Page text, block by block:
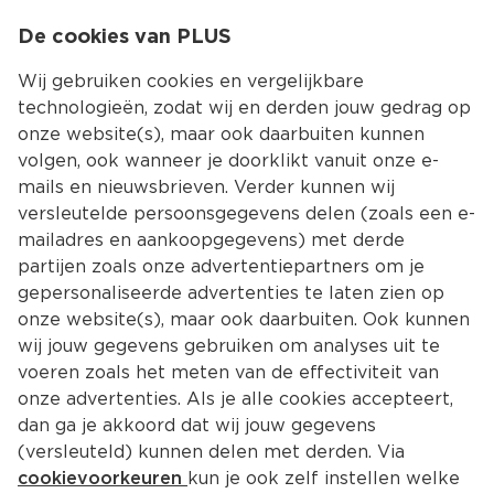
Kies jouw
Terug Producten
De cookies van PLUS
Wij gebruiken cookies en vergelijkbare
technologieën, zodat wij en derden jouw gedrag op
onze website(s), maar ook daarbuiten kunnen
volgen, ook wanneer je doorklikt vanuit onze e-
mails en nieuwsbrieven. Verder kunnen wij
versleutelde persoonsgegevens delen (zoals een e-
mailadres en aankoopgegevens) met derde
partijen zoals onze advertentiepartners om je
gepersonaliseerde advertenties te laten zien op
onze website(s), maar ook daarbuiten. Ook kunnen
wij jouw gegevens gebruiken om analyses uit te
voeren zoals het meten van de effectiviteit van
onze advertenties. Als je alle cookies accepteert,
dan ga je akkoord dat wij jouw gegevens
(versleuteld) kunnen delen met derden. Via
cookievoorkeuren kun je ook zelf instellen welke